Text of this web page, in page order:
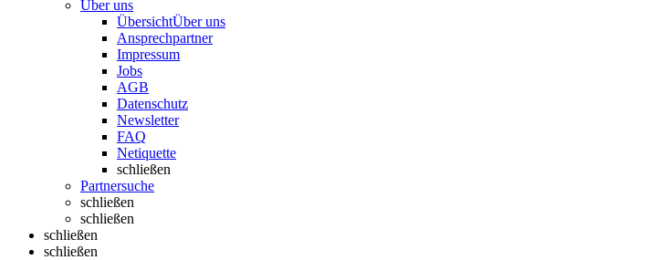
Über uns
ÜbersichtÜber uns
Ansprechpartner
Impressum
Jobs
AGB
Datenschutz
Newsletter
FAQ
Netiquette
schließen
Partnersuche
schließen
schließen
schließen
schließen